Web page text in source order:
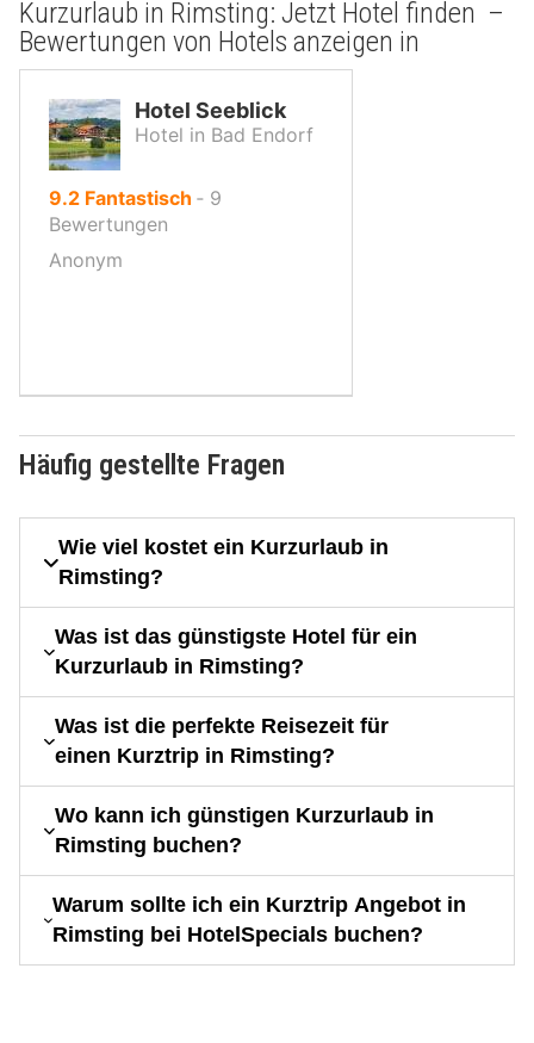
Kurzurlaub in Rimsting: Jetzt Hotel finden –
Bewertungen von Hotels anzeigen in
Hotel Seeblick
Hotel in Bad Endorf
9.2von
10,
Fantastisch ‐ 9
Bewertungen
Anonym
Häufig gestellte Fragen
Wie viel kostet ein Kurzurlaub in
Rimsting?
Was ist das günstigste Hotel für ein
Kurzurlaub in Rimsting?
Was ist die perfekte Reisezeit für
einen Kurztrip in Rimsting?
Wo kann ich günstigen Kurzurlaub in
Rimsting buchen?
Warum sollte ich ein Kurztrip Angebot in
Rimsting bei HotelSpecials buchen?